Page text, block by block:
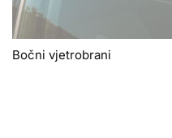
Bočni vjetrobrani